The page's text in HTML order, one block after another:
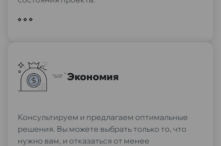
Экономия
Консультируем и предлагаем оптимальные
решения. Вы можете выбрать только то, что
нужно вам, и отказаться от менее